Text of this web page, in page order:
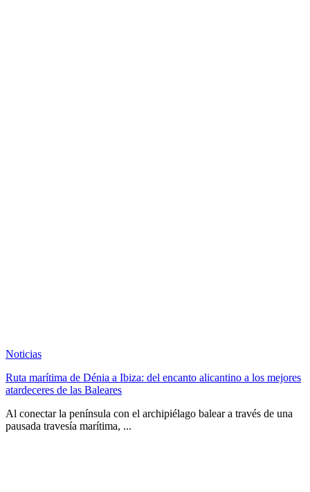
Noticias
Ruta marítima de Dénia a Ibiza: del encanto alicantino a los mejores
atardeceres de las Baleares
Al conectar la península con el archipiélago balear a través de una
pausada travesía marítima, ...